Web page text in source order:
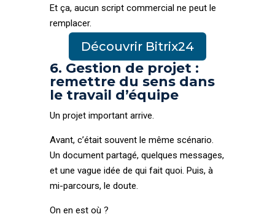
Et ça, aucun script commercial ne peut le
remplacer.
Découvrir Bitrix24
6. Gestion de projet :
remettre du sens dans
le travail d’équipe
Un projet important arrive.
Avant, c’était souvent le même scénario.
Un document partagé, quelques messages,
et une vague idée de qui fait quoi. Puis, à
mi-parcours, le doute.
On en est où ?